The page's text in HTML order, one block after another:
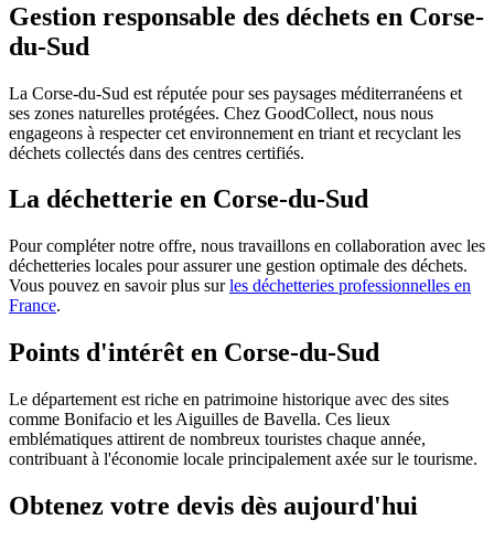
Gestion responsable des déchets en Corse-
du-Sud
La Corse-du-Sud est réputée pour ses paysages méditerranéens et
ses zones naturelles protégées. Chez GoodCollect, nous nous
engageons à respecter cet environnement en triant et recyclant les
déchets collectés dans des centres certifiés.
La déchetterie en Corse-du-Sud
Pour compléter notre offre, nous travaillons en collaboration avec les
déchetteries locales pour assurer une gestion optimale des déchets.
Vous pouvez en savoir plus surles déchetteries professionnelles en
France.
Points d'intérêt en Corse-du-Sud
Le département est riche en patrimoine historique avec des sites
comme Bonifacio et les Aiguilles de Bavella. Ces lieux
emblématiques attirent de nombreux touristes chaque année,
contribuant à l'économie locale principalement axée sur le tourisme.
Obtenez votre devis dès aujourd'hui